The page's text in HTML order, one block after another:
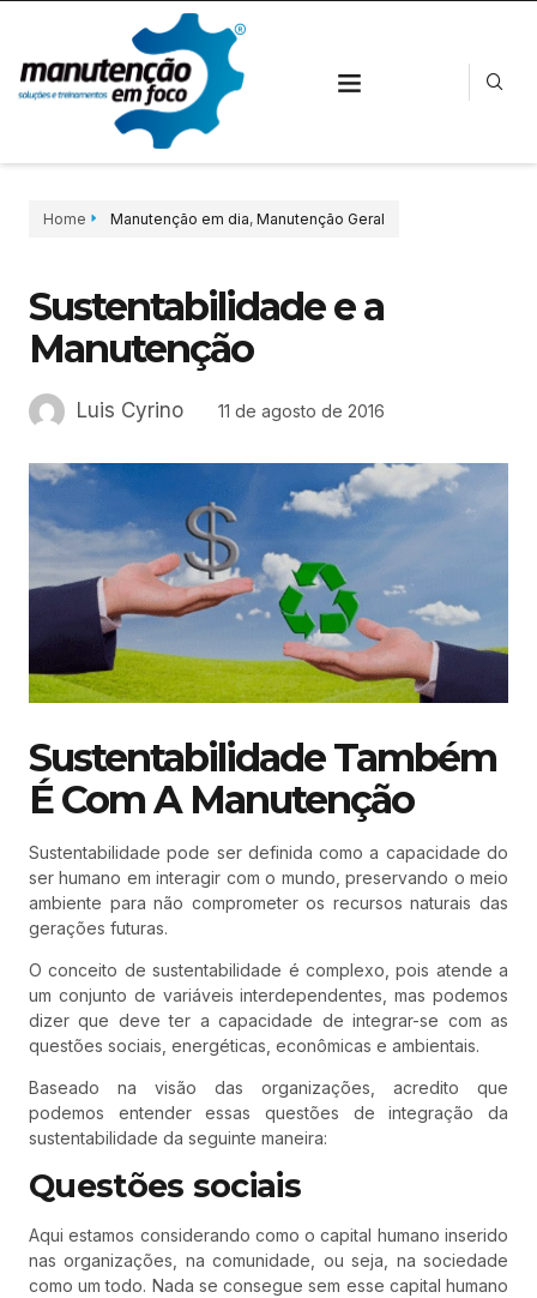
Home Manutenção em dia, Manutenção Geral
Sustentabilidade e a
Manutenção
Luis Cyrino 11 de agosto de 2016
Sustentabilidade Também
É Com A Manutenção
Sustentabilidade pode ser definida como a capacidade do
ser humano em interagir com o mundo, preservando o meio
ambiente para não comprometer os recursos naturais das
gerações futuras.
O conceito de sustentabilidade é complexo, pois atende a
um conjunto de variáveis interdependentes, mas podemos
dizer que deve ter a capacidade de integrar-se com as
questões sociais, energéticas, econômicas e ambientais.
Baseado na visão das organizações, acredito que
podemos entender essas questões de integração da
sustentabilidade da seguinte maneira:
Questões sociais
Aqui estamos considerando como o capital humano inserido
nas organizações, na comunidade, ou seja, na sociedade
como um todo. Nada se consegue sem esse capital humano